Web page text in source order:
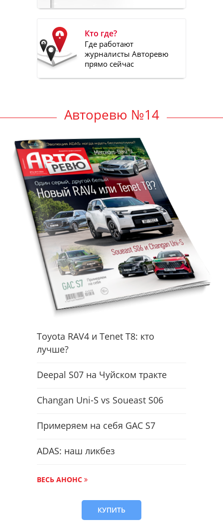
Кто где?
Где работают
журналисты Авторевю
прямо сейчас
Авторевю №14
Toyota RAV4 и Tenet T8: кто
лучше?
Deepal S07 на Чуйском тракте
Changan Uni-S vs Soueast S06
Примеряем на себя GAC S7
ADAS: наш ликбез
ВЕСЬ АНОНС
КУПИТЬ